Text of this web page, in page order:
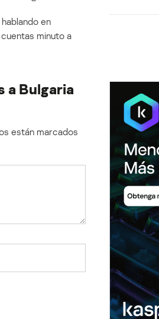
en
minuto a
a Bulgaria
están marcados